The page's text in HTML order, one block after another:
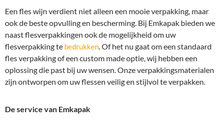
Een fles wijn verdient niet alleen een mooie verpakking, maar
ook de beste opvulling en bescherming. Bij Emkapak bieden we
naast flesverpakkingen ook de mogelijkheid om uw
flesverpakking te bedrukken. Of het nu gaat om een standaard
fles verpakking of een custom made optie, wij hebben een
oplossing die past bij uw wensen. Onze verpakkingsmaterialen
zijn ontworpen om uw flessen veilig en stijlvol te verpakken.
De service van Emkapak